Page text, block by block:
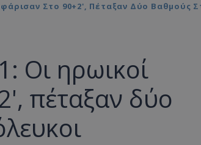
Στο 90+2', Πέταξαν Δύο Βαθμούς
Οι ηρωικοί
πέταξαν δύο